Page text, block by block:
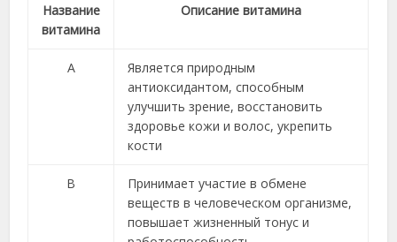
Название
витамина
Описание витамина
А
Является природным
антиоксидантом, способным
улучшить зрение, восстановить
здоровье кожи и волос, укрепить
кости
В
Принимает участие в обмене
веществ в человеческом организме,
повышает жизненный тонус и